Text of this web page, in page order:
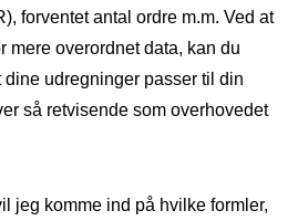
forventet antal ordre m.m. Ved at
mere overordnet data, kan du
udregninger passer til din
så retvisende som overhovedet
jeg komme ind på hvilke formler,